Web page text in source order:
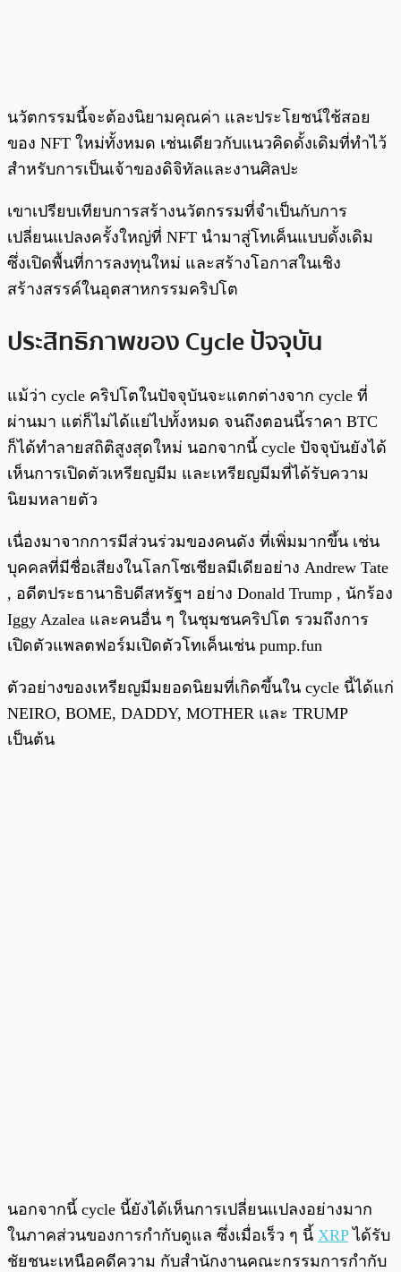
นวัตกรรมนี้จะต้องนิยามคุณค่า และประโยชน์ใช้สอย
ของ NFT ใหม่ทั้งหมด เช่นเดียวกับแนวคิดดั้งเดิมที่ทำไว้
สำหรับการเป็นเจ้าของดิจิทัลและงานศิลปะ
เขาเปรียบเทียบการสร้างนวัตกรรมที่จำเป็นกับการ
เปลี่ยนแปลงครั้งใหญ่ที่ NFT นำมาสู่โทเค็นแบบดั้งเดิม
ซึ่งเปิดพื้นที่การลงทุนใหม่ และสร้างโอกาสในเชิง
สร้างสรรค์ในอุตสาหกรรมคริปโต
ประสิทธิภาพของ Cycle ปัจจุบัน
แม้ว่า cycle คริปโตในปัจจุบันจะแตกต่างจาก cycle ที่
ผ่านมา แต่ก็ไม่ได้แย่ไปทั้งหมด จนถึงตอนนี้ราคา BTC
ก็ได้ทำลายสถิติสูงสุดใหม่ นอกจากนี้ cycle ปัจจุบันยังได้
เห็นการเปิดตัวเหรียญมีม และเหรียญมีมที่ได้รับความ
นิยมหลายตัว
เนื่องมาจากการมีส่วนร่วมของคนดัง ที่เพิ่มมากขึ้น เช่น
บุคคลที่มีชื่อเสียงในโลกโซเชียลมีเดียอย่าง Andrew Tate
, อดีตประธานาธิบดีสหรัฐฯ อย่าง Donald Trump , นักร้อง
Iggy Azalea และคนอื่น ๆ ในชุมชนคริปโต รวมถึงการ
เปิดตัวแพลตฟอร์มเปิดตัวโทเค็นเช่น pump.fun
ตัวอย่างของเหรียญมีมยอดนิยมที่เกิดขึ้นใน cycle นี้ได้แก่
NEIRO, BOME, DADDY, MOTHER และ TRUMP
เป็นต้น
นอกจากนี้ cycle นี้ยังได้เห็นการเปลี่ยนแปลงอย่างมาก
ในภาคส่วนของการกำกับดูแล ซึ่งเมื่อเร็ว ๆ นี้ XRPได้รับ
ชัยชนะเหนือคดีความ กับสำนักงานคณะกรรมการกำกับ